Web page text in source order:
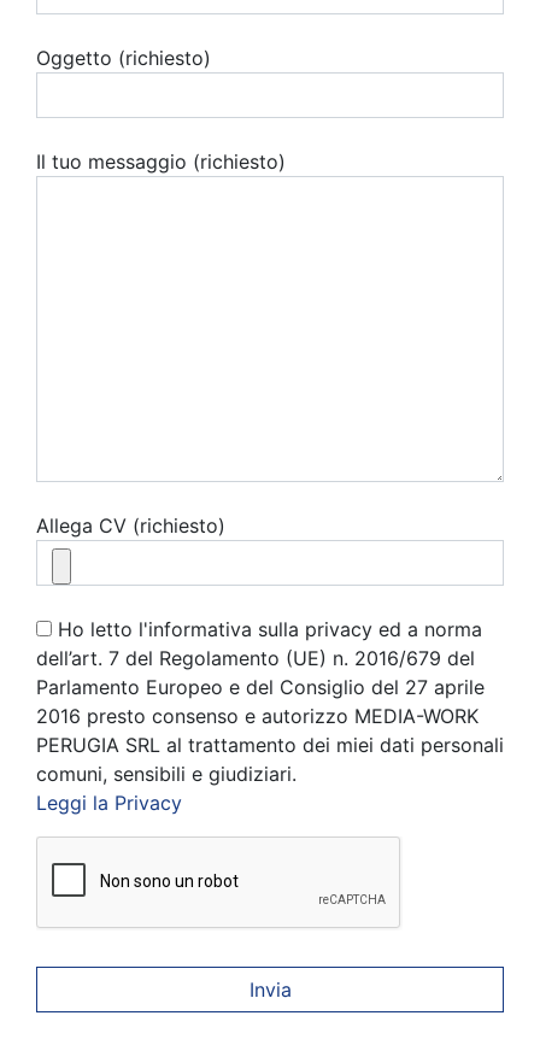
Oggetto (richiesto)
Il tuo messaggio (richiesto)
Allega CV (richiesto)
Ho letto l'informativa sulla privacy ed a norma
dell’art. 7 del Regolamento (UE) n. 2016/679 del
Parlamento Europeo e del Consiglio del 27 aprile
2016 presto consenso e autorizzo MEDIA-WORK
PERUGIA SRL al trattamento dei miei dati personali
comuni, sensibili e giudiziari.
Leggi la Privacy